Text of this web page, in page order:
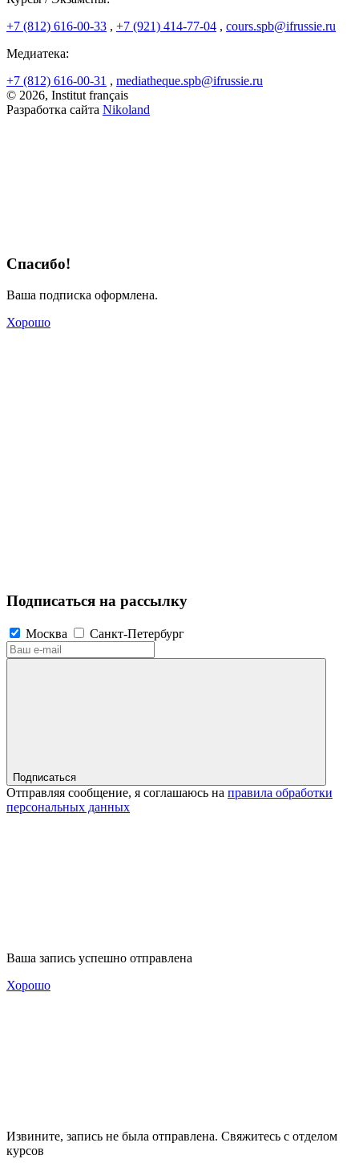
+7 (812) 616-00-33 , +7 (921) 414-77-04 , cours.spb@ifrussie.ru
Медиатека:
+7 (812) 616-00-31 , mediatheque.spb@ifrussie.ru
© 2026, Institut français
Разработка сайта Nikoland
Спасибо!
Ваша подписка оформлена.
Хорошо
Подписаться на рассылку
Москва Санкт-Петербург
Подписаться
Отправляя сообщение, я соглашаюсь на правила обработки
персональных данных
Ваша запись успешно отправлена
Хорошо
Извините, запись не была отправлена. Свяжитесь с отделом
курсов